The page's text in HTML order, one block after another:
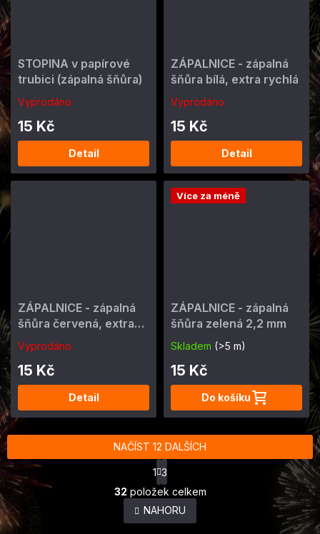
STOPINA v papírové
trubici (zápalná šňůra)
Vyprodáno
15 Kč
Detail
ZÁPALNICE - zápalná
šňůra bílá, extra rychlá
Vyprodáno
15 Kč
Detail
ZÁPALNICE - zápalná
šňůra červená, extra
pomalá
Vyprodáno
15 Kč
Detail
Více za méně
ZÁPALNICE - zápalná
šňůra zelená 2,2 mm
Skladem (>5 m)
15 Kč
Do košíku
O
v
l
á
NAČÍST 12 DALŠÍCH
S
t
r
á
n
k
1 3
32 položek celkem
NAHORU